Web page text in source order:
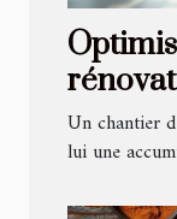
Un chantier
lui une